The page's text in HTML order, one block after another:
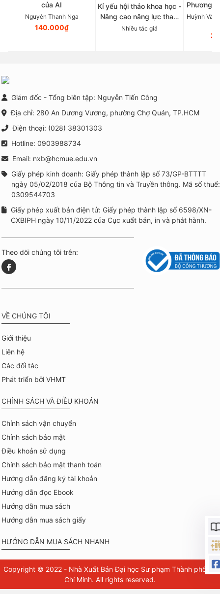
của AI
Nguyễn Thanh Nga
140.000₫
Kỉ yếu hội thảo khoa học -
Nâng cao năng lực tham
vấn nhóm và triển khai
Nhiều tác giả
Phương
Huỳnh Văn
Giám đốc - Tổng biên tập: Nguyễn Tiến Công
Địa chỉ: 280 An Dương Vương, phường Chợ Quán, TP.HCM
Điện thoại: (028) 38301303
Hotline: 0903988734
Email: nxb@hcmue.edu.vn
Giấy phép kinh doanh: Giấy phép thành lập số 73/GP-BTTTT
ngày 05/02/2018 của Bộ Thông tin và Truyền thông. Mã số thuế:
0309544703
Giấy phép xuất bản điện tử: Giấy phép thành lập số 6598/XN-
CXBIPH ngày 10/11/2022 của Cục xuất bản, in và phát hành.
Theo dõi chúng tôi trên:
VỀ CHÚNG TÔI
Giới thiệu
Liên hệ
Các đối tác
Phát triển bởi VHMT
CHÍNH SÁCH VÀ ĐIỀU KHOẢN
Chính sách vận chuyển
Chính sách bảo mật
Điều khoản sử dụng
Chính sách bảo mật thanh toán
Hướng dẫn đăng ký tài khoản
Hướng dẫn đọc Ebook
Hướng dẫn mua sách
Hướng dẫn mua sách giấy
HƯỚNG DẪN MUA SÁCH NHANH
Copyright © 2022 - Nhà Xuất Bản Đại học Sư phạm Thành phố Hồ
Chí Minh. All rights reserved.